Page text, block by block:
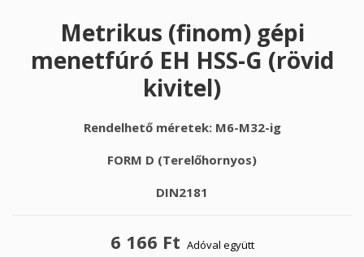
Metrikus (finom) gépi
menetfúró EH HSS-G (rövid
kivitel)
Rendelhető méretek: M6-M32-ig
FORM D (Terelőhornyos)
DIN2181
6 166 Ft Adóval együtt